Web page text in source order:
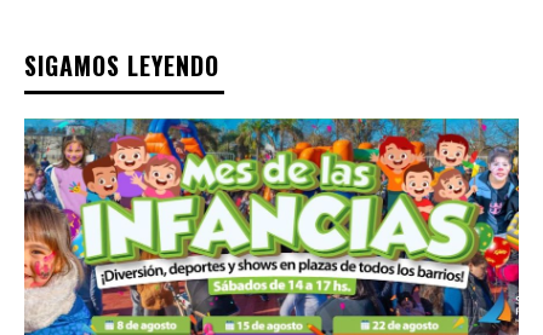
SIGAMOS LEYENDO